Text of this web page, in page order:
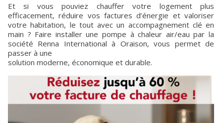
Et si vous pouviez chauffer votre logement plus
efficacement, réduire vos factures d’énergie et valoriser
votre habitation, le tout avec un accompagnement clé en
main ? Faire installer une pompe à chaleur air/eau par la
société Renna International à Oraison, vous permet de
passer à une
solution moderne, économique et durable.